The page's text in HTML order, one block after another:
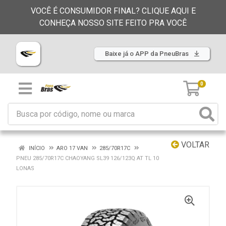
VOCÊ É CONSUMIDOR FINAL? CLIQUE AQUI E
CONHEÇA NOSSO SITE FEITO PRA VOCÊ
Baixe já o APP da PneuBras
0
VOLTAR
INÍCIO ARO 17 VAN
285/70R17C
PNEU 285/70R17C CHAOYANG SL39 126/123Q AT TL 10
LONAS